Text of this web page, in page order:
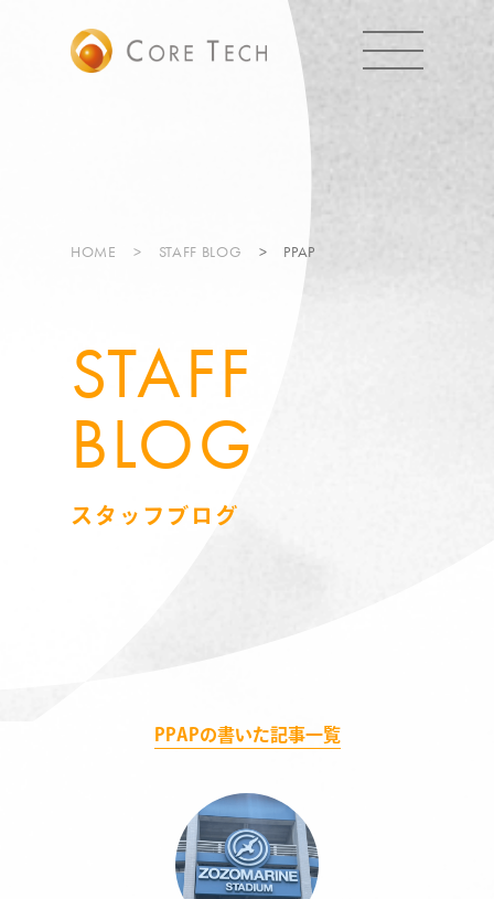
HOME STAFF BLOG PPAP
STAFF
BLOG
スタッフブログ
PPAPの書いた記事一覧